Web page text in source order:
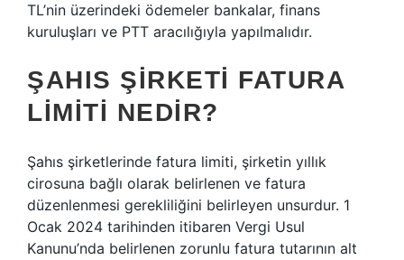
TL’nin üzerindeki ödemeler bankalar, finans
kuruluşları ve PTT aracılığıyla yapılmalıdır.
ŞAHIS ŞIRKETI FATURA
LIMITI NEDIR?
Şahıs şirketlerinde fatura limiti, şirketin yıllık
cirosuna bağlı olarak belirlenen ve fatura
düzenlenmesi gerekliliğini belirleyen unsurdur. 1
Ocak 2024 tarihinden itibaren Vergi Usul
Kanunu’nda belirlenen zorunlu fatura tutarının alt